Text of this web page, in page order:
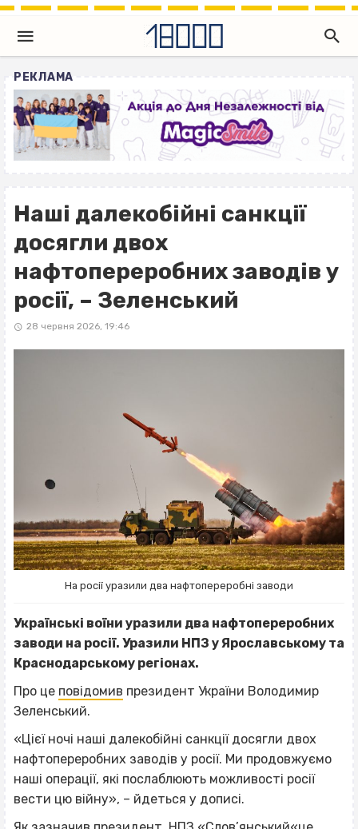
РЕКЛАМА
Наші далекобійні санкції
досягли двох
нафтопереробних заводів у
росії, – Зеленський
28 червня 2026, 19:46
На росії уразили два нафтопереробні заводи
Українські воїни уразили два нафтопереробних
заводи на росії. Уразили НПЗ у Ярославському та
Краснодарському регіонах.
Про це повідомив президент України Володимир
Зеленський.
«Цієї ночі наші далекобійні санкції досягли двох
нафтопереробних заводів у росії. Ми продовжуємо
наші операції, які послаблюють можливості росії
вести цю війну», – йдеться у дописі.